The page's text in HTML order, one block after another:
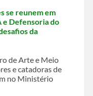
se reunem em
e Defensoria do
da
de Arte e Meio
e catadoras de
no Ministério